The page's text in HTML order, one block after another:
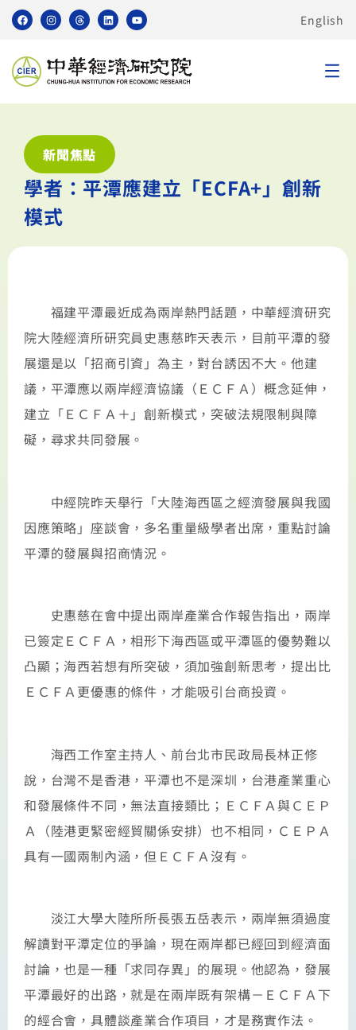
English
新聞焦點
學者：平潭應建立「ECFA+」創新
模式
福建平潭最近成為兩岸熱門話題，中華經濟研究
院大陸經濟所研究員史惠慈昨天表示，目前平潭的發
展還是以「招商引資」為主，對台誘因不大。他建
議，平潭應以兩岸經濟協議（ＥＣＦＡ）概念延伸，
建立「ＥＣＦＡ＋」創新模式，突破法規限制與障
礙，尋求共同發展。
中經院昨天舉行「大陸海西區之經濟發展與我國
因應策略」座談會，多名重量級學者出席，重點討論
平潭的發展與招商情況。
史惠慈在會中提出兩岸產業合作報告指出，兩岸
已簽定ＥＣＦＡ，相形下海西區或平潭區的優勢難以
凸顯；海西若想有所突破，須加強創新思考，提出比
ＥＣＦＡ更優惠的條件，才能吸引台商投資。
海西工作室主持人、前台北市民政局長林正修
說，台灣不是香港，平潭也不是深圳，台港產業重心
和發展條件不同，無法直接類比；ＥＣＦＡ與ＣＥＰ
Ａ（陸港更緊密經貿關係安排）也不相同，ＣＥＰＡ
具有一國兩制內涵，但ＥＣＦＡ沒有。
淡江大學大陸所所長張五岳表示，兩岸無須過度
解讀對平潭定位的爭論，現在兩岸都已經回到經濟面
討論，也是一種「求同存異」的展現。他認為，發展
平潭最好的出路，就是在兩岸既有架構－ＥＣＦＡ下
的經合會，具體談產業合作項目，才是務實作法。